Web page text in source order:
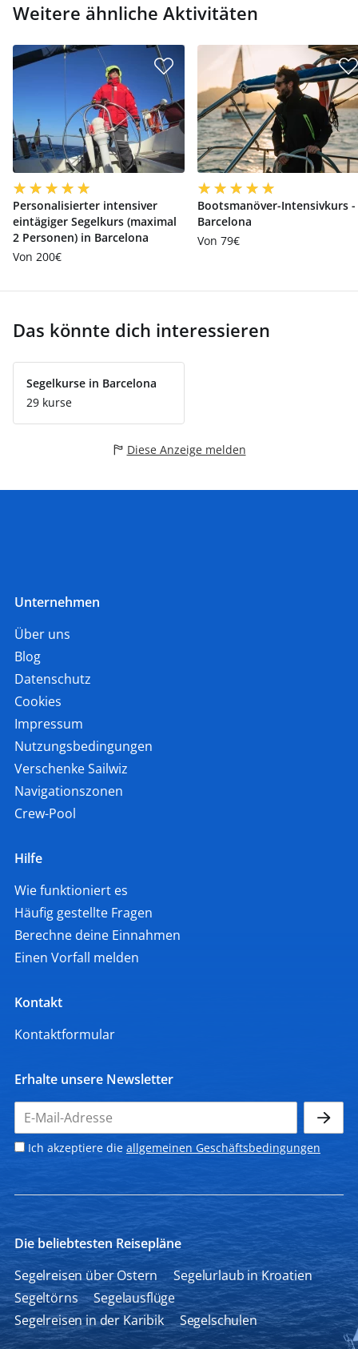
Weitere ähnliche Aktivitäten
Personalisierter intensiver
eintägiger Segelkurs (maximal
2 Personen) in Barcelona
Von 200€
Bootsmanöver-Intensivkurs -
Barcelona
Von 79€
Das könnte dich interessieren
Segelkurse in Barcelona
29 kurse
Diese Anzeige melden
Unternehmen
Über uns
Blog
Datenschutz
Cookies
Impressum
Nutzungsbedingungen
Verschenke Sailwiz
Navigationszonen
Crew-Pool
Hilfe
Wie funktioniert es
Häufig gestellte Fragen
Berechne deine Einnahmen
Einen Vorfall melden
Kontakt
Kontaktformular
Erhalte unsere Newsletter
Ich akzeptiere die allgemeinen Geschäftsbedingungen
Die beliebtesten Reisepläne
Segelreisen über Ostern
Segelurlaub in Kroatien
Segeltörns
Segelausflüge
Segelreisen in der Karibik
Segelschulen